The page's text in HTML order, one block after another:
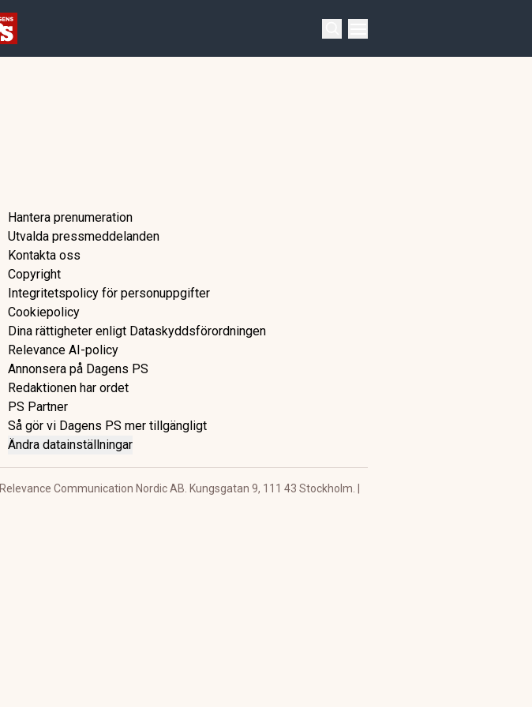
Hantera prenumeration
Utvalda pressmeddelanden
Kontakta oss
Copyright
Integritetspolicy för personuppgifter
Cookiepolicy
Dina rättigheter enligt Dataskyddsförordningen
Relevance AI-policy
Annonsera på Dagens PS
Redaktionen har ordet
PS Partner
Så gör vi Dagens PS mer tillgängligt
Ändra datainställningar
Communication Nordic AB. Kungsgatan 9, 111 43 Stockholm. |